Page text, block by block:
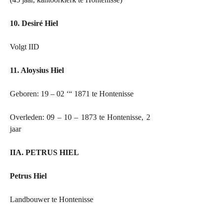
10. Desiré Hiel
Volgt IID
11. Aloysius Hiel
Geboren: 19 – 02 ‘“ 1871 te Hontenisse
Overleden: 09 – 10 – 1873 te Hontenisse, 2
jaar
IIA. PETRUS HIEL
Petrus Hiel
Landbouwer te Hontenisse